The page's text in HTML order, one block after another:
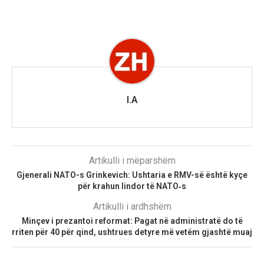
I.A
Artikulli i mëparshëm
Gjenerali NATO-s Grinkevich: Ushtaria e RMV-së është kyçe
për krahun lindor të NATO‑s
Artikulli i ardhshëm
Minçev i prezantoi reformat: Pagat në administratë do të
rriten për 40 për qind, ushtrues detyre më vetëm gjashtë muaj